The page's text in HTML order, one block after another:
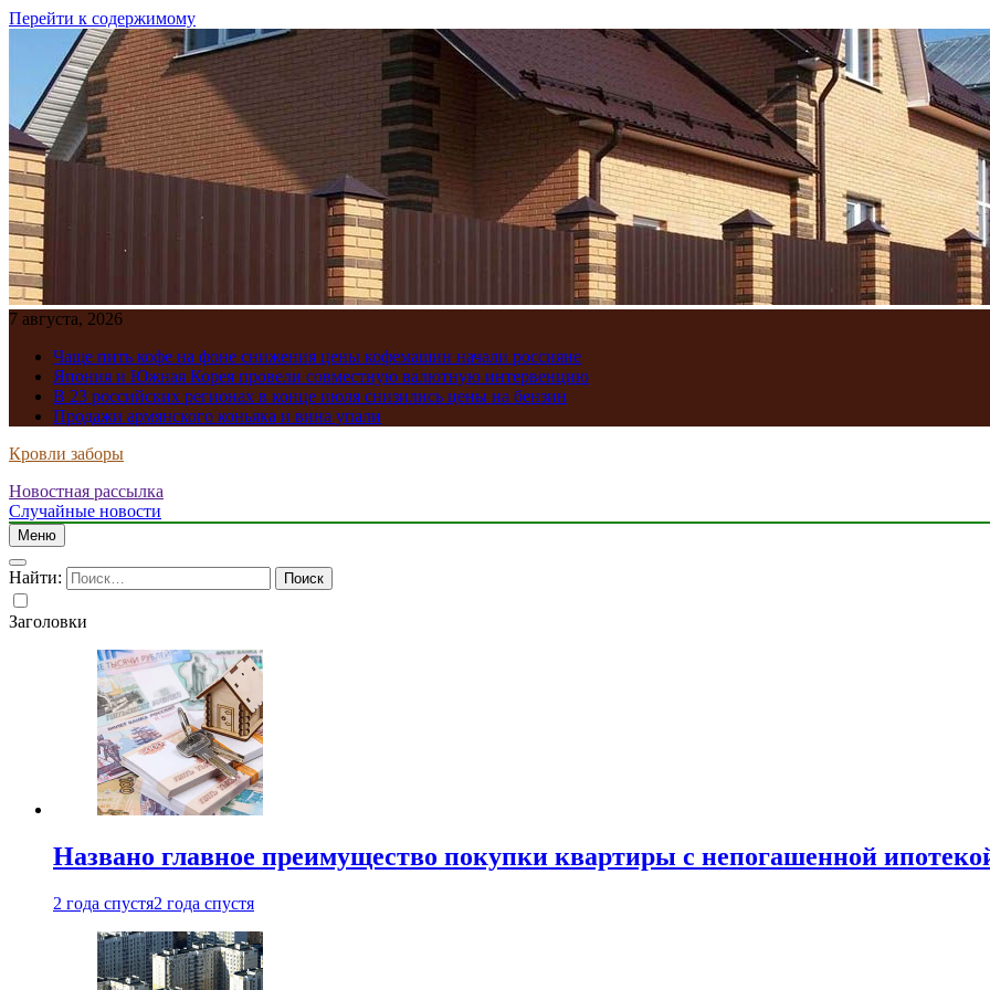
Перейти к содержимому
7 августа, 2026
Чаще пить кофе на фоне снижения цены кофемашин начали россияне
Япония и Южная Корея провели совместную валютную интервенцию
В 23 российских регионах в конце июля снизились цены на бензин
Продажи армянского коньяка и вина упали
Кровли заборы
Новостная рассылка
Случайные новости
Меню
Найти:
Заголовки
Названо главное преимущество покупки квартиры с непогашенной
2 года спустя2 года спустя